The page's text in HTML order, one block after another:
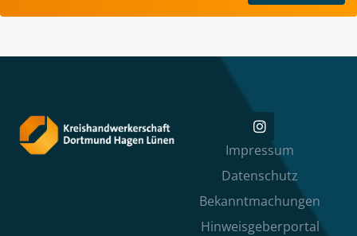
Impressum
Datenschutz
Bekanntmachungen
Hinweisgeberportal